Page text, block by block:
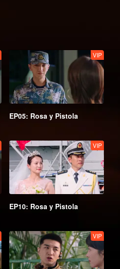
VIP
EP05: Rosa y Pistola
VIP
EP10: Rosa y Pistola
VIP